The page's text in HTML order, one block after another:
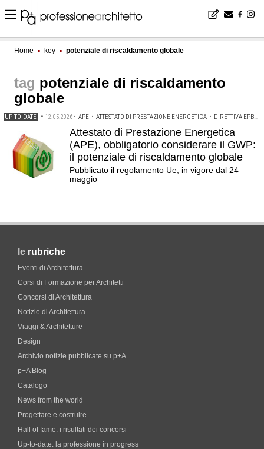
Home ▪ key ▪ potenziale di riscaldamento globale
potenziale di riscaldamento
globale
UP-TO-DATE • 12.05.2026 • APE • ATTESTATO DI PRESTAZIONE ENERGETICA • DIRETTIVA EPBD
Attestato di Prestazione Energetica
(APE), obbligatorio considerare il GWP:
il potenziale di riscaldamento globale
Pubblicato il regolamento Ue, in vigore dal 24
maggio
le rubriche
Eventi di Architettura
Corsi di Formazione per Architetti
Concorsi di Architettura
Notizie di Architettura
Viaggi & Architetture
Design
Archivio notizie pubblicate su p+A
p+A Blog
Catalogo
News from the world
Progettare e costruire
Hall of fame. i risultati dei concorsi
Up-to-date: la professione in progress